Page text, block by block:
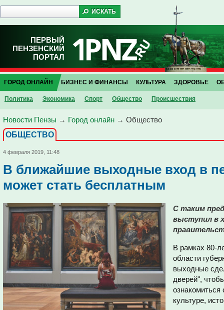
ПЕРВЫЙ
ПЕНЗЕНСКИЙ
ПОРТАЛ
ГОРОД ОНЛАЙН
Политика Экономика Спорт Общество Проиcшествия
БИЗНЕС И ФИНАНСЫ КУЛЬТУРА ЗДОРОВЬЕ
Новости Пензы → Город онлайн → Общество
ОБЩЕСТВО
4 февраля 2019, 11:48
В ближайшие выходные вход в
может стать бесплатным
С таким
выступил в
В рамках 80-
области
выходные
дверей",
культуре,